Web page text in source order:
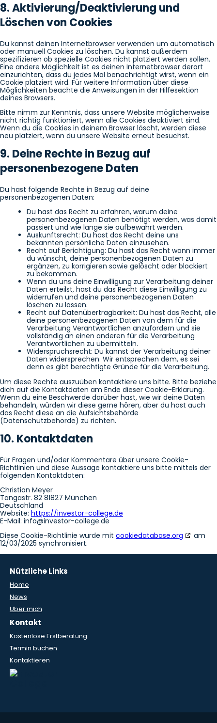
8. Aktivierung/Deaktivierung und
Löschen von Cookies
Du kannst deinen Internetbrowser verwenden um automatisch
oder manuell Cookies zu löschen. Du kannst außerdem
spezifizieren ob spezielle Cookies nicht platziert werden sollen.
Eine andere Möglichkeit ist es deinen Internetbrowser derart
einzurichten, dass du jedes Mal benachrichtigt wirst, wenn ein
Cookie platziert wird. Für weitere Information über diese
Möglichkeiten beachte die Anweisungen in der Hilfesektion
deines Browsers.
Bitte nimm zur Kenntnis, dass unsere Website möglicherweise
nicht richtig funktioniert, wenn alle Cookies deaktiviert sind.
Wenn du die Cookies in deinem Browser löscht, werden diese
neu platziert, wenn du unsere Website erneut besuchst.
9. Deine Rechte in Bezug auf
personenbezogene Daten
Du hast folgende Rechte in Bezug auf deine
personenbezogenen Daten:
Du hast das Recht zu erfahren, warum deine
personenbezogenen Daten benötigt werden, was damit
passiert und wie lange sie aufbewahrt werden.
Auskunftsrecht: Du hast das Recht deine uns
bekannten persönliche Daten einzusehen.
Recht auf Berichtigung: Du hast das Recht wann immer
du wünscht, deine personenbezogenen Daten zu
ergänzen, zu korrigieren sowie gelöscht oder blockiert
zu bekommen.
Wenn du uns deine Einwilligung zur Verarbeitung deiner
Daten erteilst, hast du das Recht diese Einwilligung zu
widerrufen und deine personenbezogenen Daten
löschen zu lassen.
Recht auf Datenübertragbarkeit: Du hast das Recht, alle
deine personenbezogenen Daten von dem für die
Verarbeitung Verantwortlichen anzufordern und sie
vollständig an einen anderen für die Verarbeitung
Verantwortlichen zu übermitteln.
Widerspruchsrecht: Du kannst der Verarbeitung deiner
Daten widersprechen. Wir entsprechen dem, es sei
denn es gibt berechtigte Gründe für die Verarbeitung.
Um diese Rechte auszuüben kontaktiere uns bitte. Bitte beziehe
dich auf die Kontaktdaten am Ende dieser Cookie-Erklärung.
Wenn du eine Beschwerde darüber hast, wie wir deine Daten
behandeln, würden wir diese gerne hören, aber du hast auch
das Recht diese an die Aufsichtsbehörde
(Datenschutzbehörde) zu richten.
10. Kontaktdaten
Für Fragen und/oder Kommentare über unsere Cookie-
Richtlinien und diese Aussage kontaktiere uns bitte mittels der
folgenden Kontaktdaten:
Christian Meyer
Tangastr. 82 81827 München
Deutschland
Website: https://investor-college.de
E-Mail: info@investor-college.de
Diese Cookie-Richtlinie wurde mit cookiedatabase.org
am
12/03/2025 synchronisiert.
Nützliche Links
Home
News
Über mich
Kontakt
Kostenlose Erstberatung
Termin buchen
Kontaktieren